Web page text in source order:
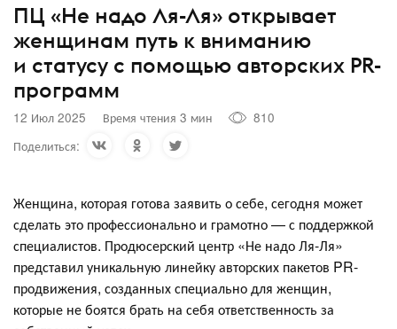
ПЦ «Не надо Ля-Ля» открывает
женщинам путь к вниманию
и статусу с помощью авторских PR-
программ
12 Июл 2025 Время чтения 3 мин
810
Поделиться:
Женщина, которая готова заявить о себе, сегодня может
сделать это профессионально и грамотно — с поддержкой
специалистов. Продюсерский центр «Не надо Ля-Ля»
представил уникальную линейку авторских пакетов PR-
продвижения, созданных специально для женщин,
которые не боятся брать на себя ответственность за